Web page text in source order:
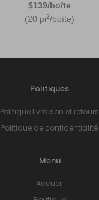
$139/boîte
(20 pi2/boîte)
Politiques
Politique livraison et retours
Politique de confidentialité
Menu
Accueil